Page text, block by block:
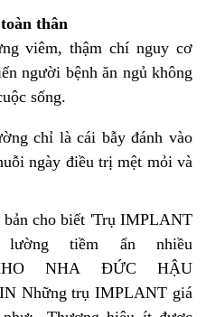
thân
viêm, thậm chí nguy cơ
người bệnh ăn ngủ không
sống.
chỉ là cái bẫy đánh vào
ngày điều trị mệt mỏi và